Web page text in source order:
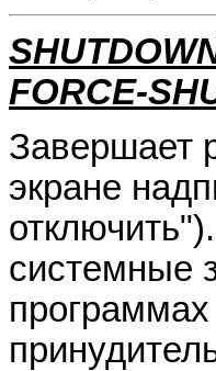
FORCE-
Завершает
экране
системные